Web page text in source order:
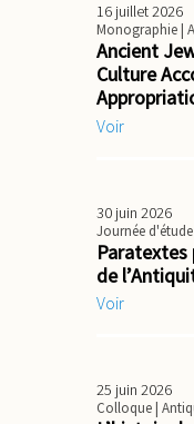
16 juillet 2026
Monographie|
Ancient
Culture
Voir
30 juin 2026
Journée d'étude
Paratextes
de
Voir
25 juin 2026
Colloque|